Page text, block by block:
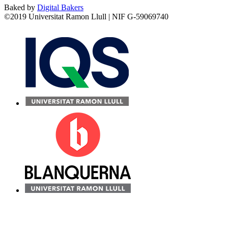
Baked by Digital Bakers
©2019 Universitat Ramon Llull | NIF G-59069740